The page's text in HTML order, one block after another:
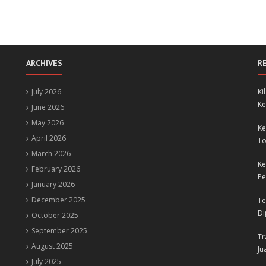
ARCHIVES
July 2026
June 2026
May 2026
April 2026
March 2026
February 2026
January 2026
December 2025
October 2025
September 2025
August 2025
July 2025